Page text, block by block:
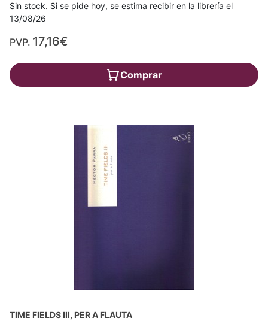
Sin stock. Si se pide hoy, se estima recibir en la librería el
13/08/26
PVP. 17,16€
Comprar
TIME FIELDS III, PER A FLAUTA